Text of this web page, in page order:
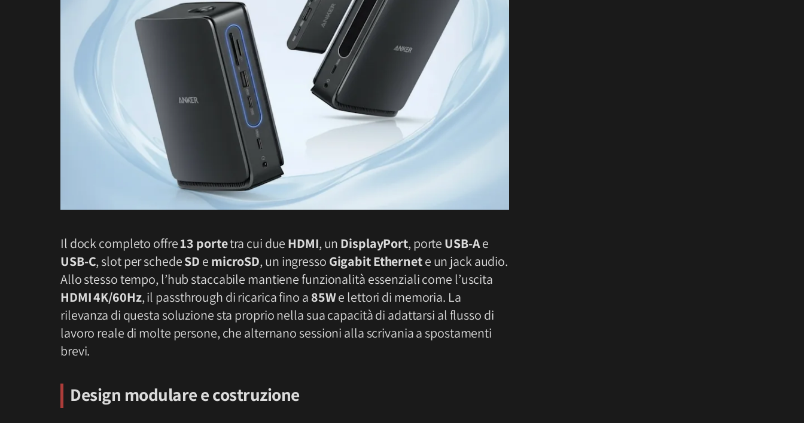
Il dock completo offre13 portetra cui due HDMI, un DisplayPort, porte USB-Ae
USB-C, slot per schedeSD e microSD, un ingresso Gigabit Ethernete un jack audio.
Allo stesso tempo, l’hub staccabile mantiene funzionalità essenziali come l’uscita
HDMI 4K/60Hz, il passthrough di ricarica fino a 85We lettori di memoria. La
rilevanza di questa soluzione sta proprio nella sua capacità di adattarsi al flusso di
lavoro reale di molte persone, che alternano sessioni alla scrivania a spostamenti
brevi.
Design modulare e costruzione